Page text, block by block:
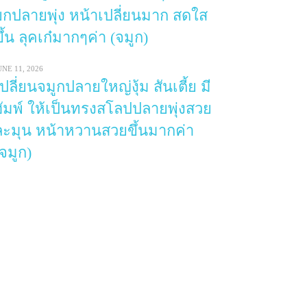
ปลายพุ่ง หน้าเปลี่ยนมาก สดใส
ลุคเก๋มากๆค่า (จมูก)
11, 2026
ลี่ยนจมูกปลายใหญ่งุ้ม สันเตี้ย มี
พ์ ให้เป็นทรงสโลปปลายพุ่งสวย
ะมุน หน้าหวานสวยขึ้นมากค่า
มูก)